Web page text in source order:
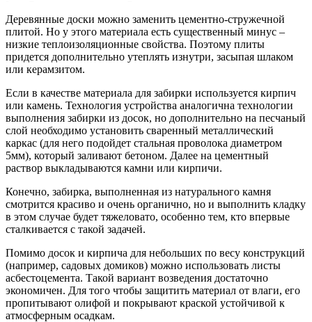
Деревянные доски можно заменить цементно-стружечной
плитой. Но у этого материала есть существенный минус –
низкие теплоизоляционные свойства. Поэтому плиты
придется дополнительно утеплять изнутри, засыпая шлаком
или керамзитом.
Если в качестве материала для забирки используется кирпич
или камень. Технология устройства аналогична технологии
выполнения забирки из досок, но дополнительно на песчаный
слой необходимо установить сваренный металлический
каркас (для него подойдет стальная проволока диаметром
5мм), который заливают бетоном. Далее на цементный
раствор выкладываются камни или кирпичи.
Конечно, забирка, выполненная из натурального камня
смотрится красиво и очень органично, но и выполнить кладку
в этом случае будет тяжеловато, особенно тем, кто впервые
сталкивается с такой задачей.
Помимо досок и кирпича для небольших по весу конструкций
(например, садовых домиков) можно использовать листы
асбестоцемента. Такой вариант возведения достаточно
экономичен. Для того чтобы защитить материал от влаги, его
пропитывают олифой и покрывают краской устойчивой к
атмосферным осадкам.